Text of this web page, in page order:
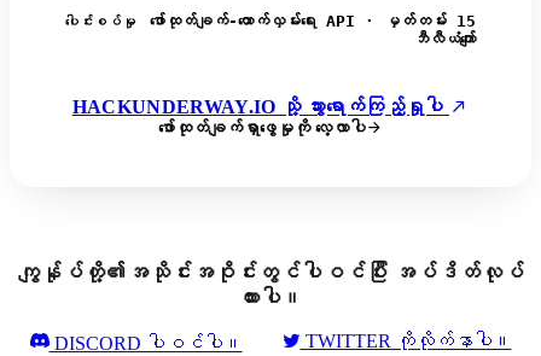
ပေါင်းစပ်မှု
ဖော်ထုတ်ချက်-ထောက်လှမ်းရေး API · မှတ်တမ်း 15
ဘီလီယံကျော်
HACKUNDERWAY.IO သို့ သွားရောက်ကြည့်ရှုပါ
ဖော်ထုတ်ချက်ရှာဖွေမှုကို လေ့လာပါ
ကျွန်ုပ်တို့၏အသိုင်းအဝိုင်းတွင်ပါဝင်ပြီး အပ်ဒိတ်လုပ်
ထားပါ။
DISCORD ပါဝင်ပါ။ TWITTER ကိုလိုက်နာပါ။